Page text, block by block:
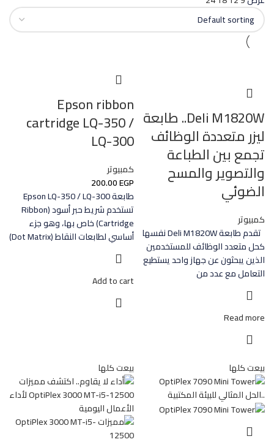
Deli M1820W.. طابعة
ليزر متعددة الوظائف
تجمع بين الطباعة
والتصوير والمسح
الضوئي
كمبيوتر
تقدم طابعة Deli M1820W نفسها
كحل متعدد الوظائف للمستخدمين
الذين يبحثون عن جهاز واحد يستطيع
التعامل مع عدد من
Read more
Epson ribbon
cartridge LQ-350 /
LQ-300
كمبيوتر
200.00EGP
طابعة Epson LQ-350 / LQ-300
تستخدم شريط حبر أسود (Ribbon
Cartridge) خاص بها، وهو جزء
أساسي لطابعات النقاط (Dot Matrix)
Add to cart
بيعت كلها بيعت كلها